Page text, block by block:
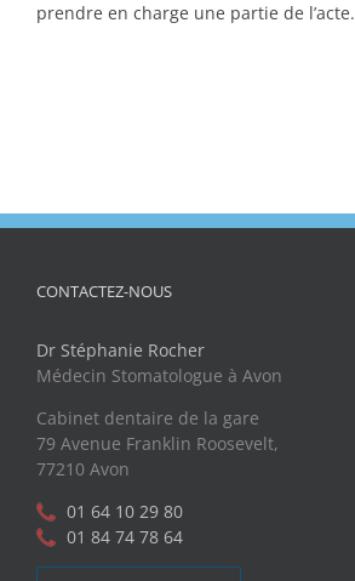
prendre en charge une partie de l’acte.
CONTACTEZ-NOUS
Dr Stéphanie Rocher
Médecin Stomatologue à Avon
Cabinet dentaire de la gare
79 Avenue Franklin Roosevelt,
77210 Avon
01 64 10 29 80
01 84 74 78 64